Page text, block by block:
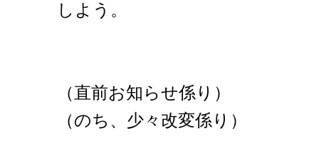
しよう。
（直前お知らせ係り）
（のち、少々改変係り）